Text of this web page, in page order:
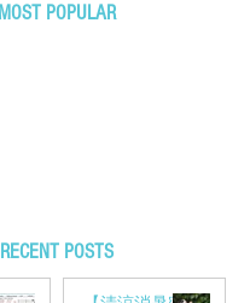
MOST POPULAR
RECENT POSTS